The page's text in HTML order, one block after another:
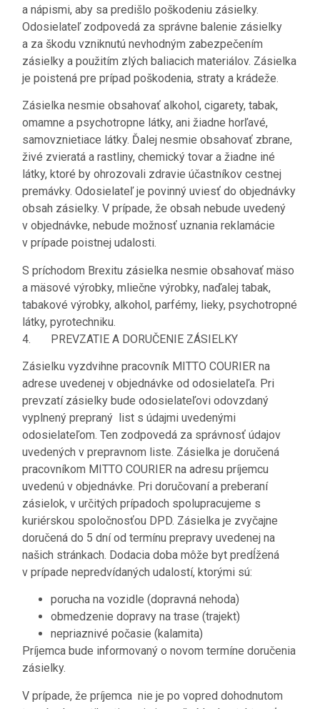
a nápismi, aby sa predišlo poškodeniu zásielky.
Odosielateľ zodpovedá za správne balenie zásielky
a za škodu vzniknutú nevhodným zabezpečením
zásielky a použitím zlých baliacich materiálov. Zásielka
je poistená pre prípad poškodenia, straty a krádeže.
Zásielka nesmie obsahovať alkohol, cigarety, tabak,
omamne a psychotropne látky, ani žiadne horľavé,
samovznietiace látky. Ďalej nesmie obsahovať zbrane,
živé zvieratá a rastliny, chemický tovar a žiadne iné
látky, ktoré by ohrozovali zdravie účastníkov cestnej
premávky. Odosielateľ je povinný uviesť do objednávky
obsah zásielky. V prípade, že obsah nebude uvedený
v objednávke, nebude možnosť uznania reklamácie
v prípade poistnej udalosti.
S príchodom Brexitu zásielka nesmie obsahovať mäso
a mäsové výrobky, mliečne výrobky, naďalej tabak,
tabakové výrobky, alkohol, parfémy, lieky, psychotropné
látky, pyrotechniku.
4. PREVZATIE A DORUČENIE ZÁSIELKY
Zásielku vyzdvihne pracovník MITTO COURIER na
adrese uvedenej v objednávke od odosielateľa. Pri
prevzatí zásielky bude odosielateľovi odovzdaný
vyplnený prepraný list s údajmi uvedenými
odosielateľom. Ten zodpovedá za správnosť údajov
uvedených v prepravnom liste. Zásielka je doručená
pracovníkom MITTO COURIER na adresu príjemcu
uvedenú v objednávke. Pri doručovaní a preberaní
zásielok, v určitých prípadoch spolupracujeme s
kuriérskou spoločnosťou DPD. Zásielka je zvyčajne
doručená do 5 dní od termínu prepravy uvedenej na
našich stránkach. Dodacia doba môže byt predĺžená
v prípade nepredvídaných udalostí, ktorými sú:
porucha na vozidle (dopravná nehoda)
obmedzenie dopravy na trase (trajekt)
nepriaznivé počasie (kalamita)
Príjemca bude informovaný o novom termíne doručenia
zásielky.
V prípade, že príjemca nie je po vopred dohodnutom